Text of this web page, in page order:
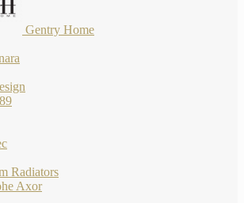
Gentry Home
Radiators
Axor